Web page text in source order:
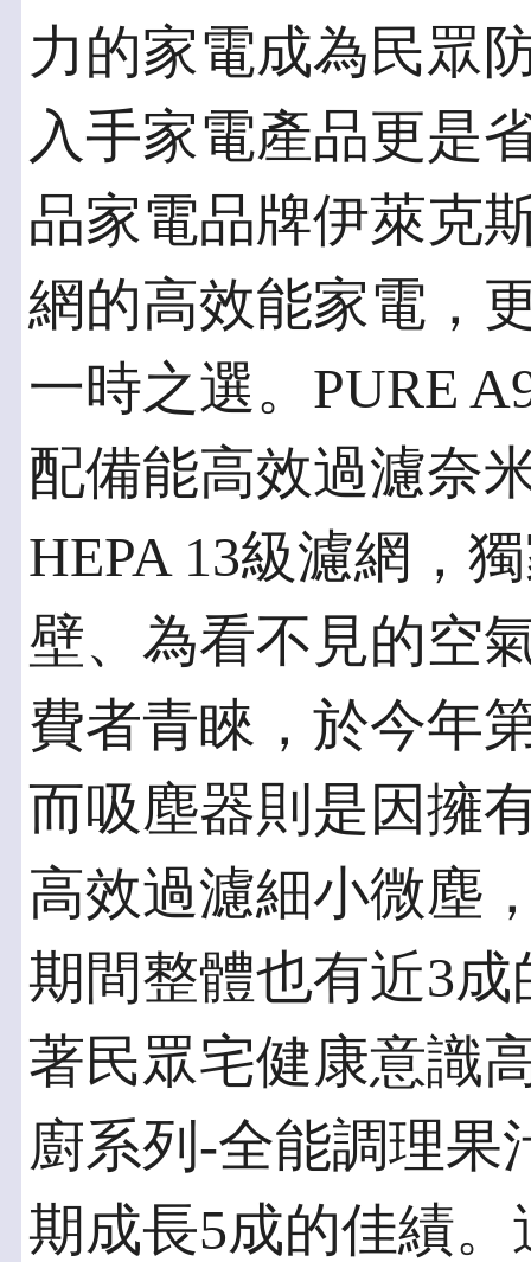
力的家電成為民眾
入手家電產品更是
品家電品牌伊萊克
網的高效能家電，
一時之選。PURE
配備能高效過濾奈
HEPA 13級濾網，
壁、為看不見的空
費者青睞，於今年
而吸塵器則是因擁
高效過濾細小微塵
期間整體也有近3
著民眾宅健康意識
廚系列-全能調理果
期成長5成的佳績